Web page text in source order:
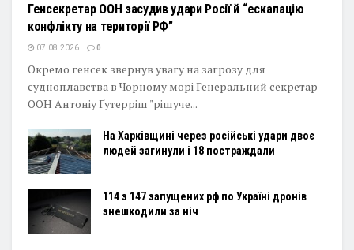
Генсекретар ООН засудив удари Росії й “ескалацію
конфлікту на території РФ”
07.08.2026 0
Окремо генсек звернув увагу на загрозу для
судноплавства в Чорному морі Генеральний секретар
ООН Антоніу Ґутерріш "рішуче...
На Харківщині через російські удари двоє
людей загинули і 18 постраждали
114 з 147 запущених рф по Україні дронів
знешкодили за ніч